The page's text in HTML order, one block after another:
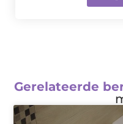
Gerelateerde